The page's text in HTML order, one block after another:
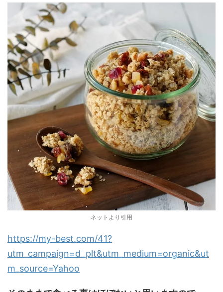
ネットより引用
https://my-best.com/41?
utm_campaign=d_plt&utm_medium=organic&ut
m_source=Yahoo